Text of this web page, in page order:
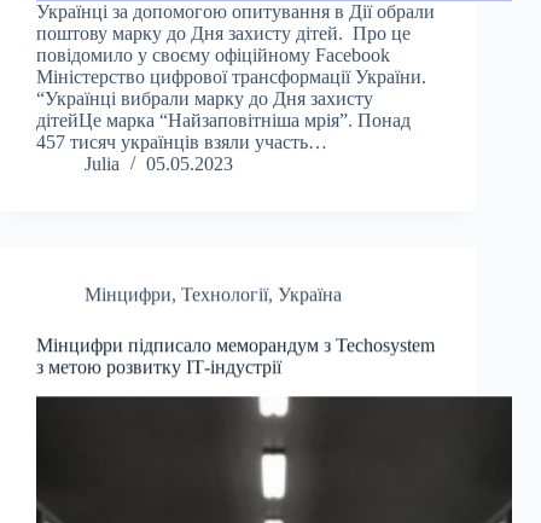
Українці за допомогою опитування в Дії обрали
поштову марку до Дня захисту дітей. Про це
повідомило у своєму офіційному Facebook
Міністерство цифрової трансформації України.
“Українці вибрали марку до Дня захисту
дітейЦе марка “Найзаповітніша мрія”. Понад
457 тисяч українців взяли участь…
Julia
05.05.2023
Мінцифри, Технології, Україна
Мінцифри підписало меморандум з Techosystem
з метою розвитку ІТ-індустрії